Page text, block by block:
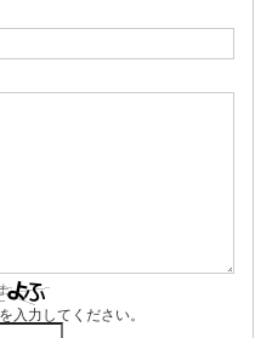
入力してください。